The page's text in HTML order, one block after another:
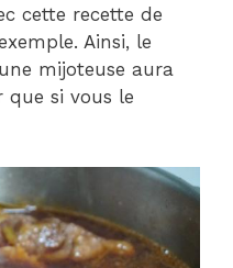
cette recette de
Ainsi, le
mijoteuse aura
que si vous le